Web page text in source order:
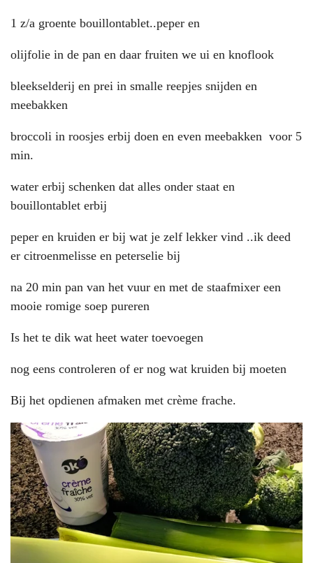
1 z/a groente bouillontablet..peper en
olijfolie in de pan en daar fruiten we ui en knoflook
bleekselderij en prei in smalle reepjes snijden en
meebakken
broccoli in roosjes erbij doen en even meebakken voor 5
min.
water erbij schenken dat alles onder staat en
bouillontablet erbij
peper en kruiden er bij wat je zelf lekker vind ..ik deed
er citroenmelisse en peterselie bij
na 20 min pan van het vuur en met de staafmixer een
mooie romige soep pureren
Is het te dik wat heet water toevoegen
nog eens controleren of er nog wat kruiden bij moeten
Bij het opdienen afmaken met crème frache.